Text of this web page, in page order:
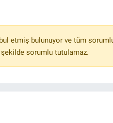
etmiş bulunuyor ve tüm
şekilde sorumlu tutulamaz.